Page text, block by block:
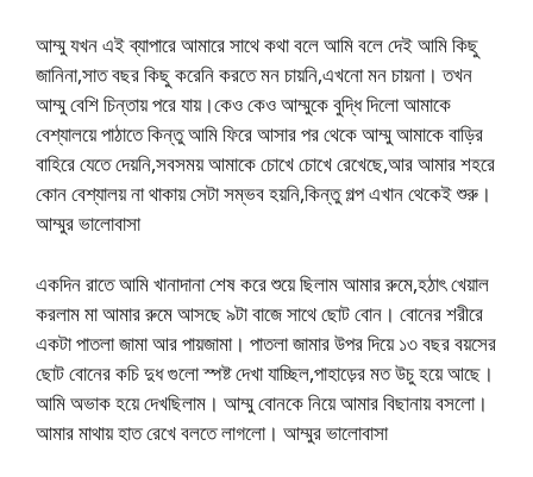
আম্মু যখন এই ব্যাপারে আমারে সাথে কথা বলে আমি বলে দেই আমি কিছু
জানিনা,সাত বছর কিছু করেনি করতে মন চায়নি,এখনো মন চায়না। তখন
আম্মু বেশি চিন্তায় পরে যায়।কেও কেও আম্মুকে বুদ্ধি দিলো আমাকে
বেশ্যালয়ে পাঠাতে কিন্তু আমি ফিরে আসার পর থেকে আম্মু আমাকে বাড়ির
বাহিরে যেতে দেয়নি,সবসময় আমাকে চোখে চোখে রেখেছে,আর আমার শহরে
কোন বেশ্যালয় না থাকায় সেটা সম্ভব হয়নি,কিন্তু গল্প এখান থেকেই শুরু। ​​
আম্মুর ভালোবাসা
একদিন রাতে আমি খানাদানা শেষ করে শুয়ে ছিলাম আমার রুমে,হঠাৎ খেয়াল
করলাম মা আমার রুমে আসছে ৯টা বাজে সাথে ছোট বোন। বোনের শরীরে
একটা পাতলা জামা আর পায়জামা। পাতলা জামার উপর দিয়ে ১৩ বছর বয়সের
ছোট বোনের কচি দুধ গুলো স্পষ্ট দেখা যাচ্ছিল,পাহাড়ের মত উচু হয়ে আছে।
আমি অভাক হয়ে দেখছিলাম। আম্মু বোনকে নিয়ে আমার বিছানায় বসলো।
আমার মাথায় হাত রেখে বলতে লাগলো। ​​আম্মুর ভালোবাসা